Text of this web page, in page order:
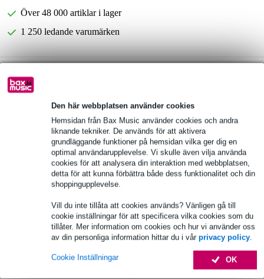
Den här webbplatsen använder cookies
Hemsidan från Bax Music använder cookies och andra
liknande tekniker. De används för att aktivera
grundläggande funktioner på hemsidan vilka ger dig en
optimal användarupplevelse. Vi skulle även vilja använda
cookies för att analysera din interaktion med webbplatsen,
detta för att kunna förbättra både dess funktionalitet och din
shoppingupplevelse.
Vill du inte tillåta att cookies används? Vänligen gå till
cookie inställningar för att specificera vilka cookies som du
tillåter. Mer information om cookies och hur vi använder oss
av din personliga information hittar du i vår privacy policy.
OK
Cookie Inställningar
Över 48 000 artiklar i lager
1 250 ledande varumärken
Produktinformation
Allen & Heath IP1
fjärrkontroll för val av källa, nivåkontroll eller återkallande av
förinställningar
Fullständiga specifikationer
Tillbehör (22)